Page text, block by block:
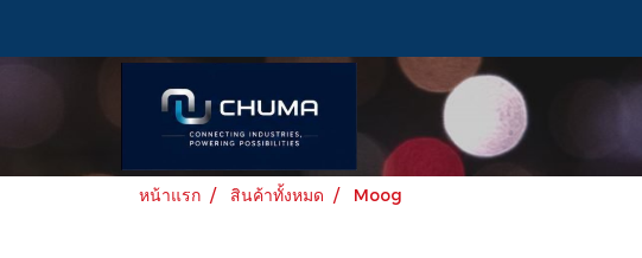
หน้าแรก สินค้าทั้งหมด Moog